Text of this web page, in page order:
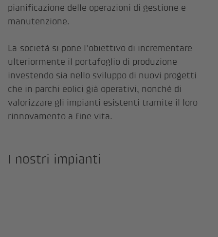
pianificazione delle operazioni di gestione e
manutenzione.
La società si pone l'obiettivo di incrementare
ulteriormente il portafoglio di produzione
investendo sia nello sviluppo di nuovi progetti
che in parchi eolici già operativi, nonché di
valorizzare gli impianti esistenti tramite il loro
rinnovamento a fine vita.
I nostri impianti